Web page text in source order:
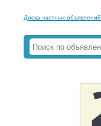
Доска частных объявлений